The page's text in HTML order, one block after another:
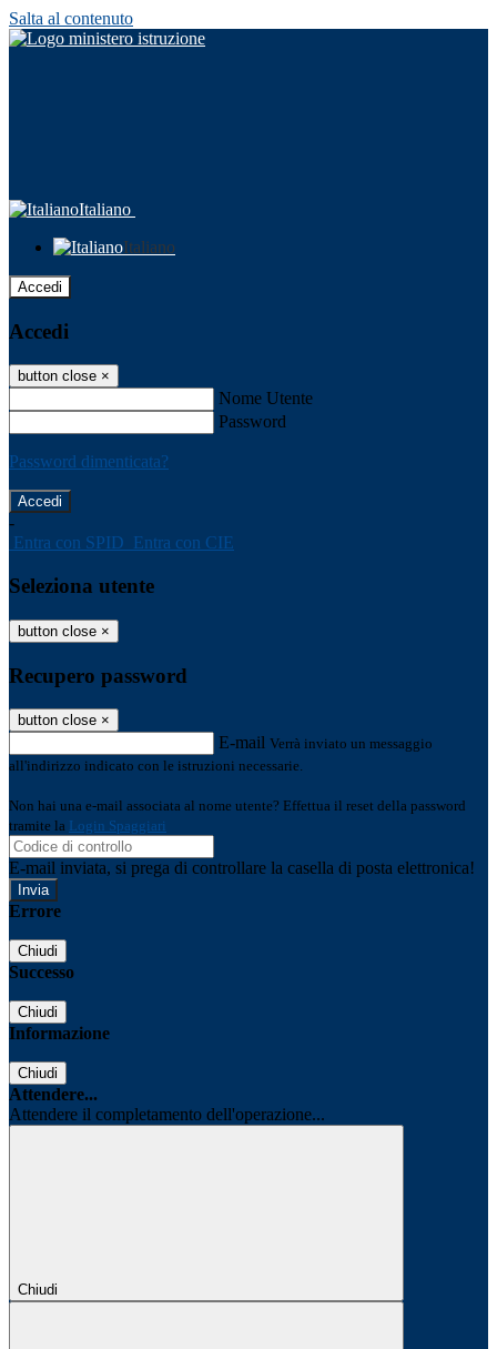
Salta al contenuto
Italiano
Italiano
Accedi
Accedi
button close ×
Nome Utente
Password
Password dimenticata?
-
Entra con SPID Entra con CIE
Seleziona utente
button close ×
Recupero password
button close ×
E-mail Verrà inviato un messaggio
all'indirizzo indicato con le istruzioni necessarie.
Non hai una e-mail associata al nome utente? Effettua il reset della password
tramite la Login Spaggiari
E-mail inviata, si prega di controllare la casella di posta elettronica!
Errore
Chiudi
Successo
Chiudi
Informazione
Chiudi
Attendere...
Attendere il completamento dell'operazione...
Chiudi